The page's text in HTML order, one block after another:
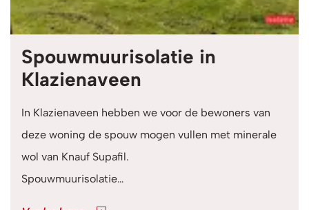
Spouwmuurisolatie in
Klazienaveen
In Klazienaveen hebben we voor de bewoners van
deze woning de spouw mogen vullen met minerale
wol van Knauf Supafil.
Spouwmuurisolatie…